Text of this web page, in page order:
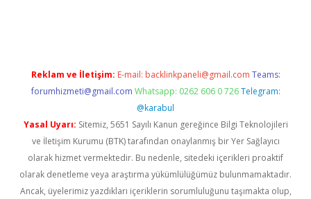
Reklam ve İletişim: E-mail: backlinkpaneli@gmail.com Teams:
forumhizmeti@gmail.com Whatsapp: 0262 606 0 726 Telegram:
@karabul
Yasal Uyarı: Sitemiz, 5651 Sayılı Kanun gereğince Bilgi Teknolojileri
ve İletişim Kurumu (BTK) tarafından onaylanmış bir Yer Sağlayıcı
olarak hizmet vermektedir. Bu nedenle, sitedeki içerikleri proaktif
olarak denetleme veya araştırma yükümlülüğümüz bulunmamaktadır.
Ancak, üyelerimiz yazdıkları içeriklerin sorumluluğunu taşımakta olup,